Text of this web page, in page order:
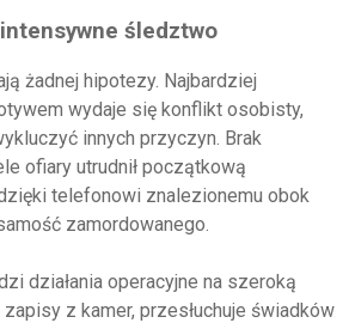
śledztwo
żadnej hipotezy. Najbardziej
wydaje się konflikt osobisty,
innych przyczyn. Brak
ofiary utrudnił początkową
telefonowi znalezionemu obok
zamordowanego.
działania operacyjne na szeroką
z kamer, przesłuchuje świadków